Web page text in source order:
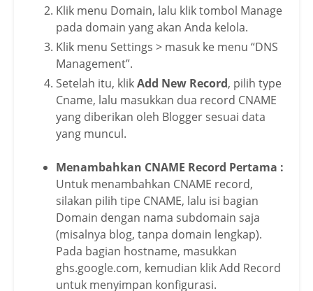
Klik menu Domain, lalu klik tombol Manage
pada domain yang akan Anda kelola.
Klik menu Settings > masuk ke menu “DNS
Management”.
Setelah itu, klikAdd New Record, pilih type
Cname, lalu masukkan dua record CNAME
yang diberikan oleh Blogger sesuai data
yang muncul.
Menambahkan CNAME Record Pertama :
Untuk menambahkan CNAME record,
silakan pilih tipe CNAME, lalu isi bagian
Domain dengan nama subdomain saja
(misalnya blog, tanpa domain lengkap).
Pada bagian hostname, masukkan
ghs.google.com, kemudian klik Add Record
untuk menyimpan konfigurasi.